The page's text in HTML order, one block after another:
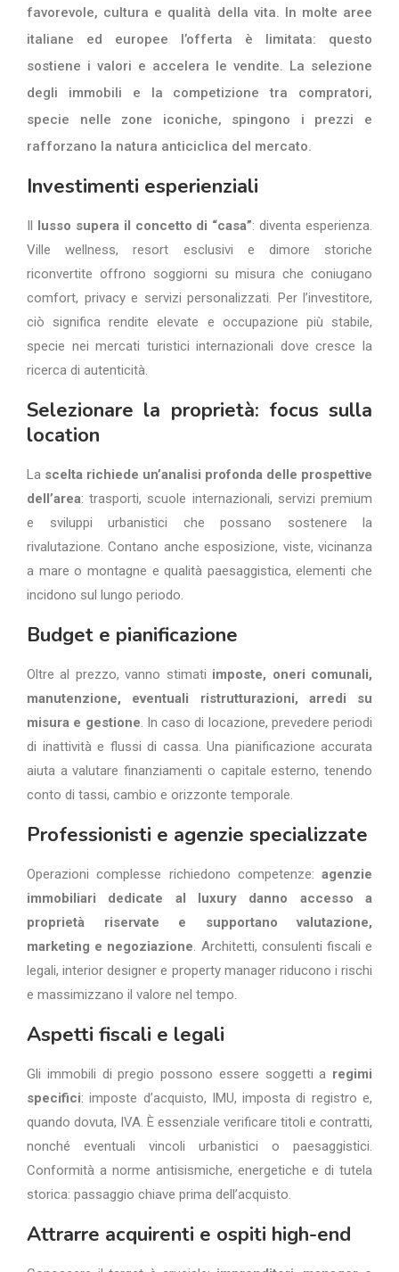
favorevole, cultura e qualità della vita. In molte aree
italiane ed europee l’offerta è limitata: questo
sostiene i valori e accelera le vendite. La selezione
degli immobili e la competizione tra compratori,
specie nelle zone iconiche, spingono i prezzi e
rafforzano la natura anticiclica del mercato.
Investimenti esperienziali
Il lusso supera il concetto di “casa”: diventa esperienza.
Ville wellness, resort esclusivi e dimore storiche
riconvertite offrono soggiorni su misura che coniugano
comfort, privacy e servizi personalizzati. Per l’investitore,
ciò significa rendite elevate e occupazione più stabile,
specie nei mercati turistici internazionali dove cresce la
ricerca di autenticità.
Selezionare la proprietà: focus sulla
location
La scelta richiede un’analisi profonda delle prospettive
dell’area: trasporti, scuole internazionali, servizi premium
e sviluppi urbanistici che possano sostenere la
rivalutazione. Contano anche esposizione, viste, vicinanza
a mare o montagne e qualità paesaggistica, elementi che
incidono sul lungo periodo.
Budget e pianificazione
Oltre al prezzo, vanno stimati imposte, oneri comunali,
manutenzione, eventuali ristrutturazioni, arredi su
misura e gestione. In caso di locazione, prevedere periodi
di inattività e flussi di cassa. Una pianificazione accurata
aiuta a valutare finanziamenti o capitale esterno, tenendo
conto di tassi, cambio e orizzonte temporale.
Professionisti e agenzie specializzate
Operazioni complesse richiedono competenze: agenzie
immobiliari dedicate al luxury danno accesso a
proprietà riservate e supportano valutazione,
marketing e negoziazione. Architetti, consulenti fiscali e
legali, interior designer e property manager riducono i rischi
e massimizzano il valore nel tempo.
Aspetti fiscali e legali
Gli immobili di pregio possono essere soggetti a regimi
specifici: imposte d’acquisto, IMU, imposta di registro e,
quando dovuta, IVA. È essenziale verificare titoli e contratti,
nonché eventuali vincoli urbanistici o paesaggistici.
Conformità a norme antisismiche, energetiche e di tutela
storica: passaggio chiave prima dell’acquisto.
Attrarre acquirenti e ospiti high-end